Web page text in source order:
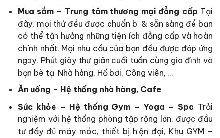
Mua sắm – Trung tâm thương mại đẳng cấp Tại
đây, mọi thứ đều được chuẩn bị & sẵn sàng để bạn
có thể tận hưởng những tiện ích đẳng cấp và hoàn
chỉnh nhất. Mọi nhu cầu của bạn đều được đáp ứng
ngay. Phút giây thư giãn cuối tuần cùng gia đình và
bạn bè tại Nhà hàng, Hồ bơi, Công viên, …
Ăn uống – Hệ thống nhà hàng, Cafe
Sức khỏe – Hệ thống Gym – Yoga – Spa Trải
nghiệm với hệ thống phòng tập rộng lớn, được đầu
tư đầy đủ máy móc, thiết bị hiện đại, Khu GYM –